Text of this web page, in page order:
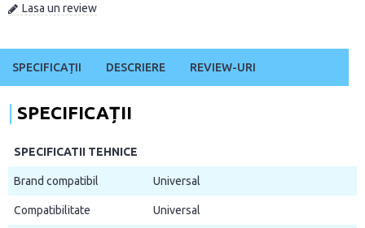
Lasa un review
SPECIFICAȚII DESCRIERE REVIEW-URI
SPECIFICAȚII
SPECIFICATII TEHNICE
Brand compatibil Universal
Compatibilitate Universal